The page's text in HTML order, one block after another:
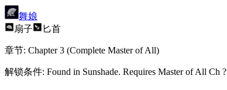
舞娘
扇子
匕首
章节: Chapter 3 (Complete Master of All)
解锁条件: Found in Sunshade. Requires Master of All Ch ?